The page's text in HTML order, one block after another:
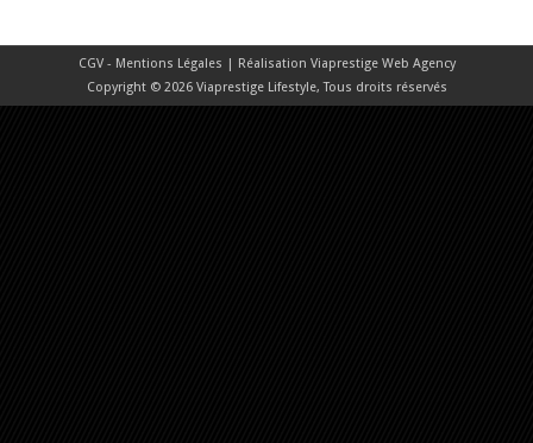
CGV - Mentions Légales | Réalisation Viaprestige Web Agency
Copyright © 2026 Viaprestige Lifestyle, Tous droits réservés